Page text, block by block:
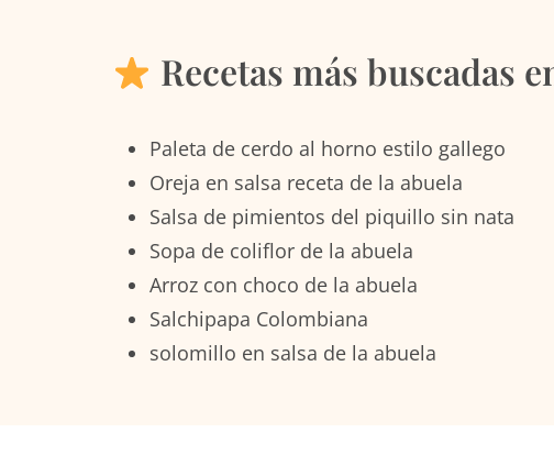
Recetas más buscadas
Paleta de cerdo al horno estilo gallego
Oreja en salsa receta de la abuela
Salsa de pimientos del piquillo sin nata
Sopa de coliflor de la abuela
Arroz con choco de la abuela
Salchipapa Colombiana
solomillo en salsa de la abuela